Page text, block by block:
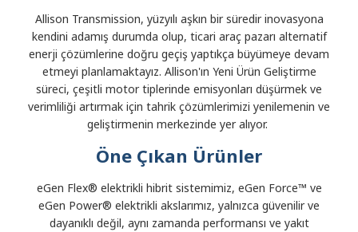
Allison Transmission, yüzyılı aşkın bir süredir inovasyona
kendini adamış durumda olup, ticari araç pazarı alternatif
enerji çözümlerine doğru geçiş yaptıkça büyümeye devam
etmeyi planlamaktayız. Allison'ın Yeni Ürün Geliştirme
süreci, çeşitli motor tiplerinde emisyonları düşürmek ve
verimliliği artırmak için tahrik çözümlerimizi yenilemenin ve
geliştirmenin merkezinde yer alıyor.
Öne Çıkan Ürünler
eGen Flex® elektrikli hibrit sistemimiz, eGen Force™ ve
eGen Power® elektrikli akslarımız, yalnızca güvenilir ve
dayanıklı değil, aynı zamanda performansı ve yakıt